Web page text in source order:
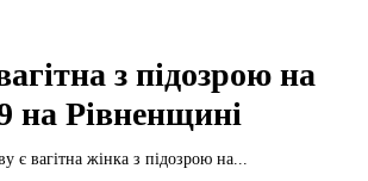
з підозрою на
на Рівненщині
є вагітна жінка з підозрою на...